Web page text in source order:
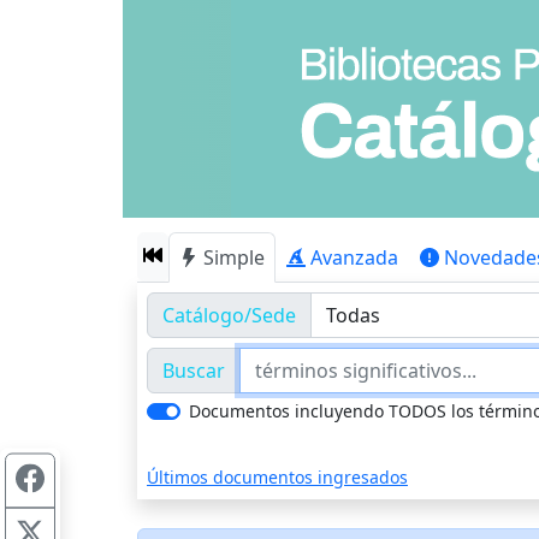
Simple Avanzada
Catálogo/Sede
Buscar
Documentos incluyendo TODOS los
Últimos documentos ingresados